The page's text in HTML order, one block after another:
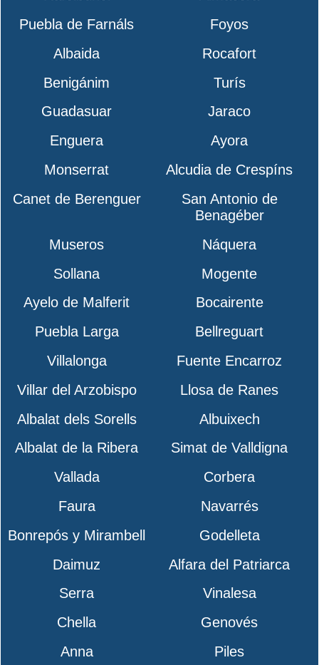
Puebla de Farnáls
Foyos
Albaida
Rocafort
Benigánim
Turís
Guadasuar
Jaraco
Enguera
Ayora
Monserrat
Alcudia de Crespíns
Canet de Berenguer
San Antonio de
Benagéber
Museros
Náquera
Sollana
Mogente
Ayelo de Malferit
Bocairente
Puebla Larga
Bellreguart
Villalonga
Fuente Encarroz
Villar del Arzobispo
Llosa de Ranes
Albalat dels Sorells
Albuixech
Albalat de la Ribera
Simat de Valldigna
Vallada
Corbera
Faura
Navarrés
Bonrepós y Mirambell
Godelleta
Daimuz
Alfara del Patriarca
Serra
Vinalesa
Chella
Genovés
Anna
Piles